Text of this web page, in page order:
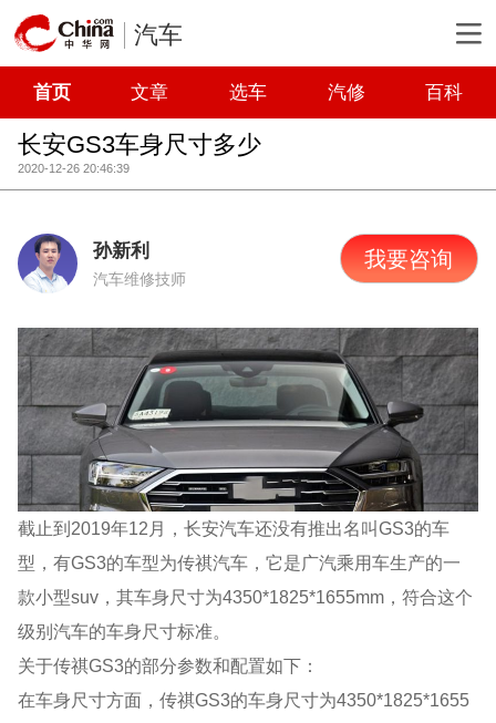
汽车
首页 文章 选车 汽修 百科
长安GS3车身尺寸多少
2020-12-26 20:46:39
孙新利
汽车维修技师
我要咨询
截止到2019年12月，长安汽车还没有推出名叫GS3的车
型，有GS3的车型为传祺汽车，它是广汽乘用车生产的一
款小型suv，其车身尺寸为4350*1825*1655mm，符合这个
级别汽车的车身尺寸标准。
关于传祺GS3的部分参数和配置如下：
在车身尺寸方面，传祺GS3的车身尺寸为4350*1825*1655